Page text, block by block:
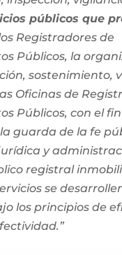
públicos que
Registradores de
Públicos, la
sostenimiento,
Oficinas de
Públicos, con el
guarda de la fe
y
registral
se
los principios de